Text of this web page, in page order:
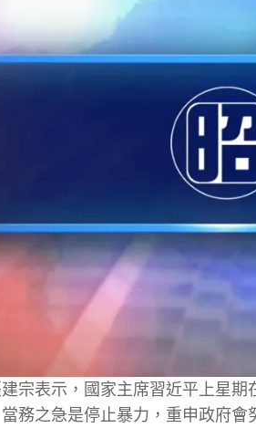
宗表示，國家主席習近平上星
務之急是停止暴力，重申政府